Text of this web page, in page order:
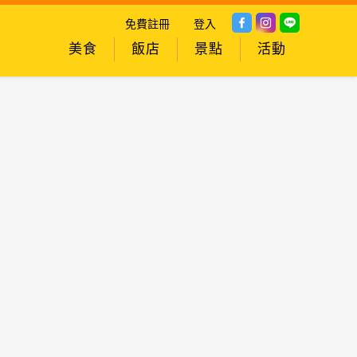
免費註冊 登入
美食 飯店 景點 活動